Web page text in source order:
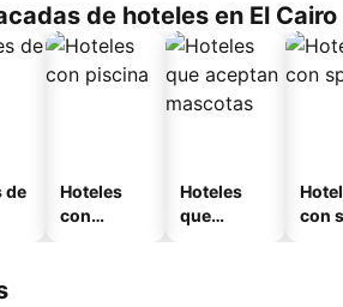
de hoteles en El Cairo
de
Hoteles
con
Hoteles
que
con